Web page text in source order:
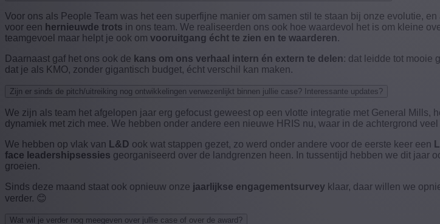
Voor ons als People Team was het een superfijne manier om samen stil te staan bij onze evolutie,
voor een hernieuwde trots in ons team. We realiseerden ons ook hoe waardevol het is om kleine
teamgevoel maar helpt je ook om vooruitgang écht te zien en te waarderen.
Daarnaast gaf het ons ook de kans om ons verhaal intern én extern te delen: dat leidde tot mooie
dat je als KMO, zonder gigantisch budget, écht verschil kan maken.
Zijn er sinds de pitch/uitreiking nog ontwikkelingen verwezenlijkt binnen jullie case? Interessante updates?
We zijn als team het afgelopen jaar erg gefocust geweest op een vlotte integratie met General
dynamiek met zich mee. We hebben onder andere een nieuwe HRIS nu, waar in de achtergrond
We hebben op vlak van L&D ook wat stappen gezet, zo werd onder andere voor de eerste keer een
face leadershipsessies georganiseerd over de landgrenzen heen. In tussentijd hebben we dit jaar
groeien.
Sinds deze maand staat ook opnieuw onze jaarlijkse engagementsurvey klaar, daar willen we
verder. 😊
Wat wil je verder nog meegeven over jullie case of over de award?